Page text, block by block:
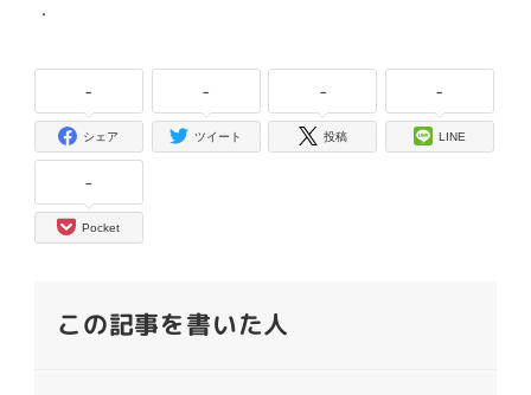
・
-
シェア
-
ツイート
-
投稿
-
LINE
-
Pocket
この記事を書いた人